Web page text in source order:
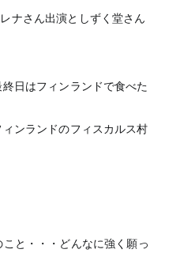
ナさん出演としずく堂さん
日はフィンランドで食べた
ンランドのフィスカルス村
こと・・・どんなに強く願っ